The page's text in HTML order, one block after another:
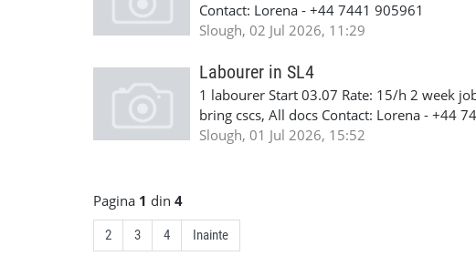
Contact: Lorena - +44 7441 905961
Slough, 02 Jul 2026, 11:29
Labourer in SL4
1 labourer Start 03.07 Rate: 15/h 2 week
bring cscs, All docs Contact: Lorena - +44
Slough, 01 Jul 2026, 15:52
Pagina 1 din 4
2 3 4 Inainte